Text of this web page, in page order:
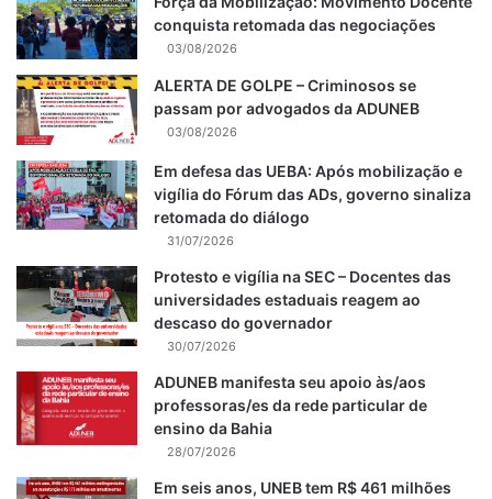
conquista retomada das negociações
03/08/2026
ALERTA DE GOLPE – Criminosos se
passam por advogados da ADUNEB
03/08/2026
Em defesa das UEBA: Após mobilização e
vigília do Fórum das ADs, governo sinaliza
retomada do diálogo
31/07/2026
Protesto e vigília na SEC – Docentes das
universidades estaduais reagem ao
descaso do governador
30/07/2026
ADUNEB manifesta seu apoio às/aos
professoras/es da rede particular de
ensino da Bahia
28/07/2026
Em seis anos, UNEB tem R$ 461 milhões